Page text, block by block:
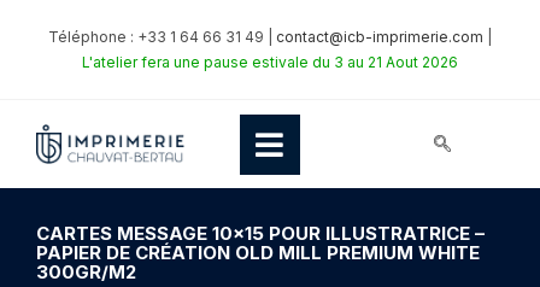
Téléphone : +33 1 64 66 31 49 | contact@icb-imprimerie.com
L'atelier fera une pause estivale du 3 au 21 Aout 2026
CARTES MESSAGE 10×15 POUR ILLUSTRATRICE –
PAPIER DE CRÉATION OLD MILL PREMIUM WHITE
300GR/M2